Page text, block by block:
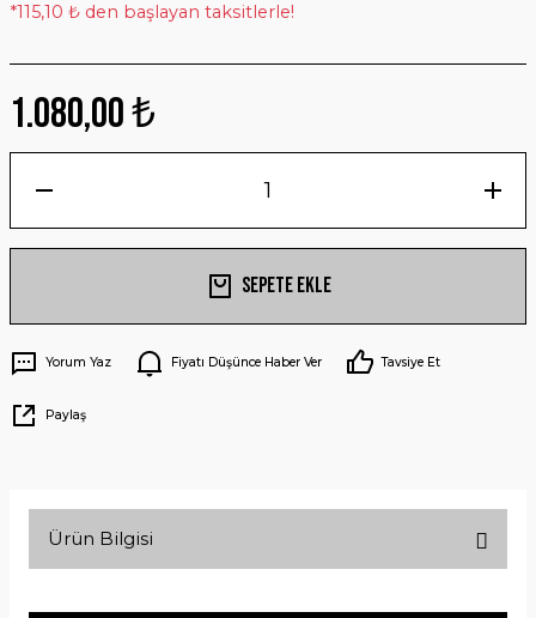
*115,10 ₺ den başlayan taksitlerle!
1.080,00 ₺
Sepete Ekle
Yorum Yaz Fiyatı Düşünce Haber Ver Tavsiye Et
Paylaş
Ürün Bilgisi